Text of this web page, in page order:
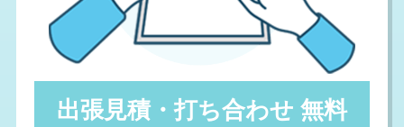
出張見積・打ち合わせ 無料